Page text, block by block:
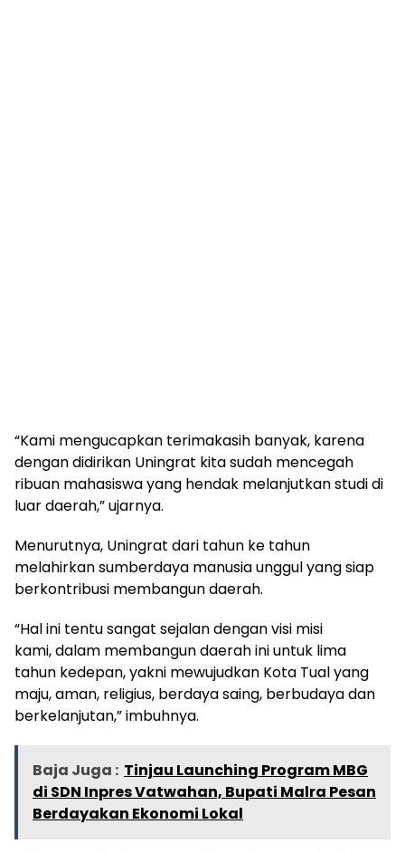
“Kami mengucapkan terimakasih banyak, karena
dengan didirikan Uningrat kita sudah mencegah
ribuan mahasiswa yang hendak melanjutkan studi di
luar daerah,” ujarnya.
Menurutnya, Uningrat dari tahun ke tahun
melahirkan sumberdaya manusia unggul yang siap
berkontribusi membangun daerah.
“Hal ini tentu sangat sejalan dengan visi misi
kami, dalam membangun daerah ini untuk lima
tahun kedepan, yakni mewujudkan Kota Tual yang
maju, aman, religius, berdaya saing, berbudaya dan
berkelanjutan,” imbuhnya.
Baja Juga : Tinjau Launching Program MBG
di SDN Inpres Vatwahan, Bupati Malra Pesan
Berdayakan Ekonomi Lokal